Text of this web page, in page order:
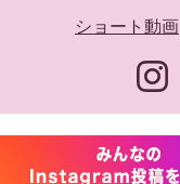
ショート動画